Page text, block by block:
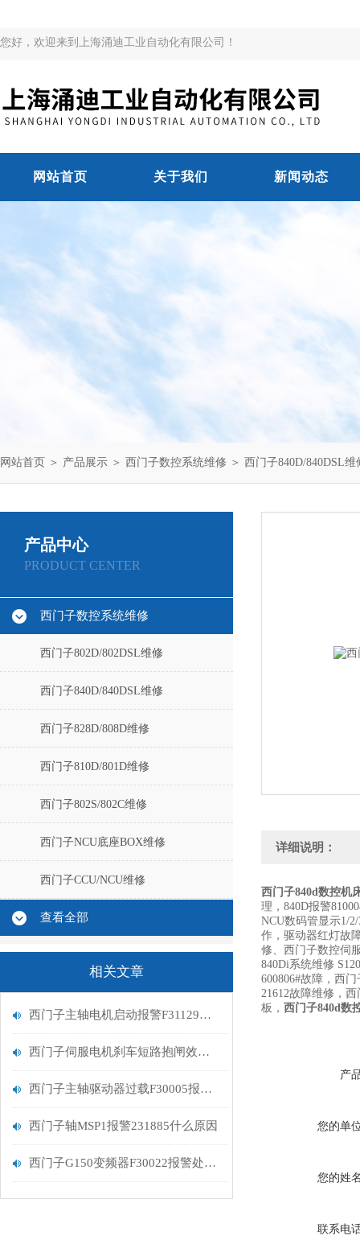
您好，欢迎来到上海涌迪工业自动化有限公司！
网站首页 关于我们 新闻动态
网站首页 ＞ 产品展示 ＞ 西门子数控系统维修 ＞ 西门子840D/840DSL维
产品中心
PRODUCT CENTER
西门子数控系统维修
西门子802D/802DSL维修
西门子840D/840DSL维修
西门子828D/808D维修
西门子810D/801D维修
西门子802S/802C维修
西门子NCU底座BOX维修
西门子CCU/NCU维修
查看全部
相关文章
西门子主轴电机启动报警F31129解决方法
西门子伺服电机刹车短路抱闸效果差解决
西门子主轴驱动器过载F30005报警解决修复
西门子轴MSP1报警231885什么原因
西门子G150变频器F30022报警处理分析
详细说明：
西门子840d数控机
理，840D报警
NCU数码管显示1/
作，驱动器红灯故
修、西门子数控伺
840Di系统维修
600806#故障，西
21612故障维修，
板， 西门子840d数
产
您的单
您的姓
联系电